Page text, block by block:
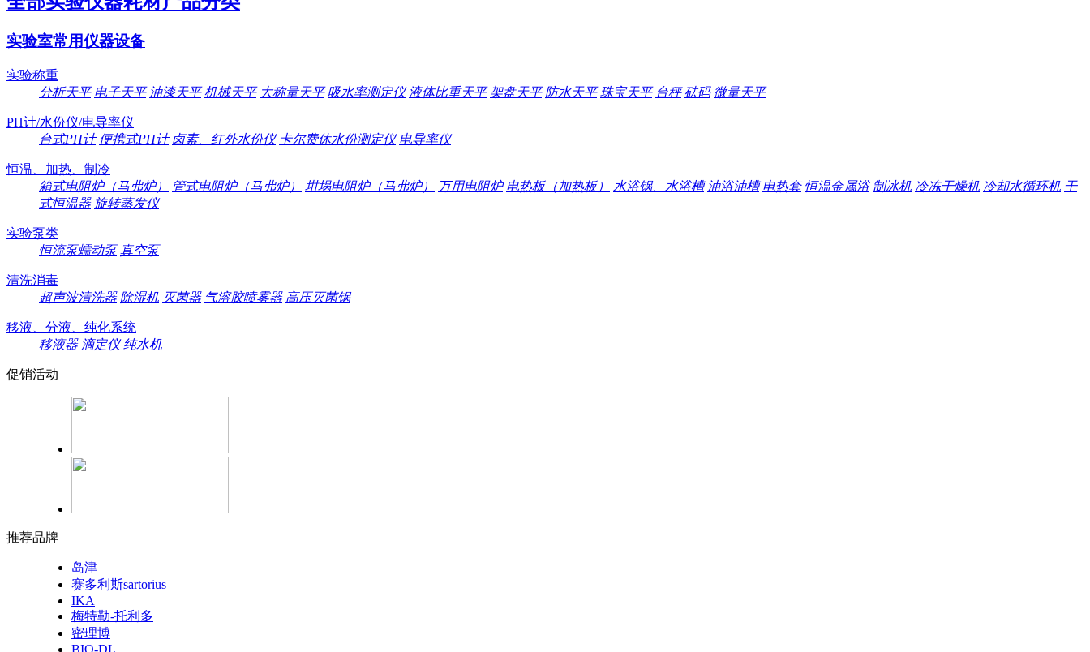
实验室常用仪器设备
实验称重
分析天平 电子天平 油漆天平 机械天平 大称量天平 吸水率测定仪 液体比重天平 架盘天平 防水天平 珠宝天平 台秤 砝码 微量天平
PH计/水份仪/电导率仪
台式PH计 便携式PH计 卤素、红外水份仪 卡尔费休水份测定仪 电导率仪
恒温、加热、制冷
箱式电阻炉（马弗炉）
管式电阻炉（马弗炉） 坩埚电阻炉（马弗炉） 万用电阻炉 电热板（加热板） 水浴锅、水浴槽 油浴油槽 电热套 恒温金属浴 制冰机 冷冻干燥机 冷却水循环机 干
式恒温器 旋转蒸发仪
实验泵类
恒流泵蠕动泵 真空泵
清洗消毒
超声波清洗器 除湿机 灭菌器 气溶胶喷雾器 高压灭菌锅
移液、分液、纯化系统
移液器 滴定仪 纯水机
促销活动
推荐品牌
岛津
赛多利斯sartorius
IKA
梅特勒-托利多
密理博
BIO-DL